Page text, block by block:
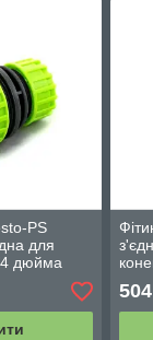
PS
для
4 дюйма
504